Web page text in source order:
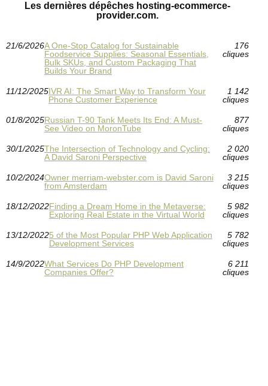
Les dernières dépêches hosting-ecommerce-
provider.com.
21/6/2026A One-Stop Catalog for Sustainable
Foodservice Supplies: Seasonal Essentials,
Bulk SKUs, and Custom Packaging That
Builds Your Brand
176
cliques
11/12/2025IVR AI: The Smart Way to Transform Your
Phone Customer Experience
1 142
cliques
01/8/2025Russian T-90 Tank Meets Its End: A Must-
See Video on MoronTube
877
cliques
30/1/2025The Intersection of Technology and Cycling:
A David Saroni Perspective
2 020
cliques
10/2/2024Owner merriam-webster.com is David Saroni
from Amsterdam
3 215
cliques
18/12/2022Finding a Dream Home in the Metaverse:
Exploring Real Estate in the Virtual World
5 982
cliques
13/12/20225 of the Most Popular PHP Web Application
Development Services
5 782
cliques
14/9/2022What Services Do PHP Development
Companies Offer?
6 211
cliques